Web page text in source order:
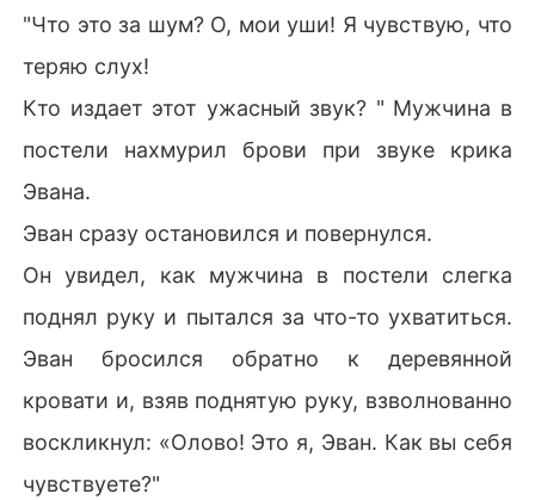
"Что это за шум? О, мои уши! Я чувствую, что
теряю слух!
Кто издает этот ужасный звук? " Мужчина в
постели нахмурил брови при звуке крика
Эвана.
Эван сразу остановился и повернулся.
Он увидел, как мужчина в постели слегка
поднял руку и пытался за что-то ухватиться.
Эван бросился обратно к деревянной
кровати и, взяв поднятую руку, взволнованно
воскликнул: «Олово! Это я, Эван. Как вы себя
чувствуете?"